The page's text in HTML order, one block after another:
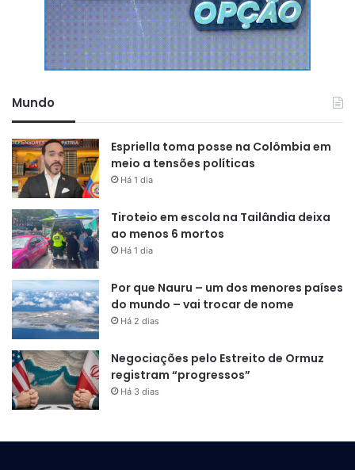
Mundo
Espriella toma posse na Colômbia em
meio a tensões políticas
Há 1 dia
Tiroteio em escola na Tailândia deixa
ao menos 6 mortos
Há 1 dia
Por que Nauru – um dos menores países
do mundo – vai trocar de nome
Há 2 dias
Negociações pelo Estreito de Ormuz
registram “progressos”
Há 3 dias